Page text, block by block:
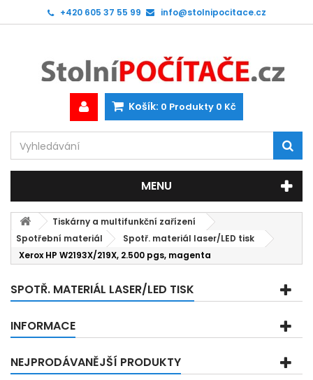
+420 605 37 55 99 info@stolnipocitace.cz
Košík: 0 Produkty 0 Kč
MENU
Tiskárny a multifunkční zařízení
Spotřební materiál
Spotř. materiál laser/LED tisk
Xerox HP W2193X/219X, 2.500 pgs, magenta
SPOTŘ. MATERIÁL LASER/LED TISK
INFORMACE
NEJPRODÁVANĚJŠÍ PRODUKTY